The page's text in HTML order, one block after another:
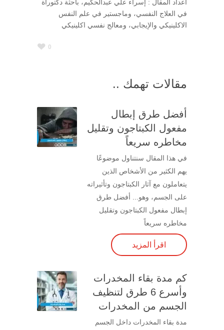
اعداد المقال : إسراء علي عبدالحكيم، باحثة دكتوراة
في العلاج النفسي، وماجستير في علم النفس
الاكلينيكي والإيجابي، ومعالج نفسي اكلينيكي
0
مقالات تهمك ..
أفضل طرق إبطال
مفعول الكبتاجون وتقليل
مخاطره سريعاً
في هذا المقال سنتناول موضوعًا
يهم الكثير من الأشخاص الذين
يتعاملون مع آثار الكبتاجون وتأثيراته
على الجسم، وهو... أفضل طرق
إبطال مفعول الكبتاجون وتقليل
مخاطره سريعاً
اقرأ المزيد
كم مدة بقاء المخدرات
وأسرع 6 طرق لتنظيف
الجسم من المخدرات
مدة بقاء المخدرات داخل الجسم